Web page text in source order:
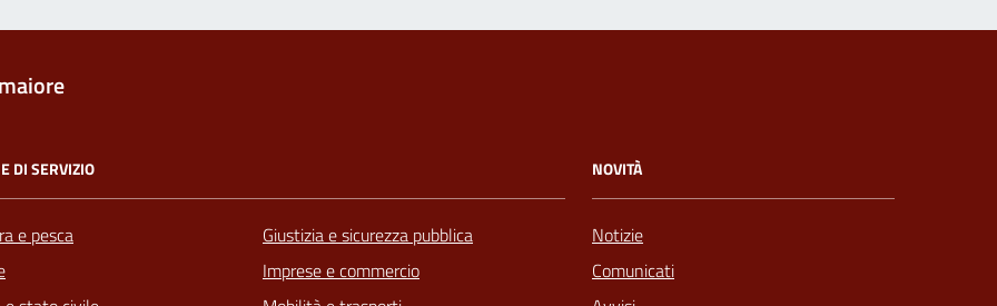
DI SERVIZIO
e pesca
Giustizia e sicurezza pubblica
Imprese e commercio
NOVITÀ
Notizie
Comunicati